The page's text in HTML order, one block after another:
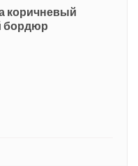
коричневый
бордюр